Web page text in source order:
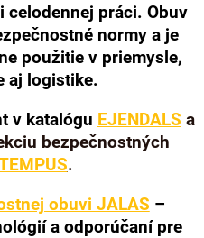
práci. Obuv
normy a je
použitie v priemysle,
aj logistike.
v katalógu EJENDALS a
bezpečnostných
.
obuvi JALAS –
a odporúčaní pre